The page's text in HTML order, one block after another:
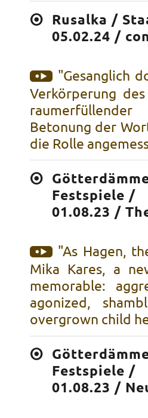
Rusalka /
05.02.24 /
"Gesanglich
Verkörperung
Betonung der
die Rolle
Festspiele /
01.08.23 /
"As Hagen,
Mika Kares, a
memorable:
agonized,
overgrown child
Festspiele /
01.08.23 /